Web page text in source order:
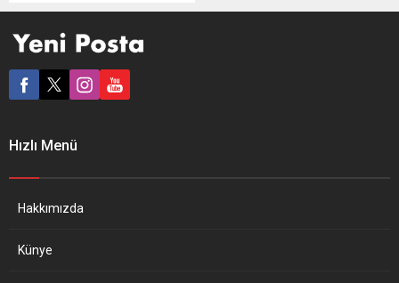
gerekçesiyle “çifte
İrlanda parlamentosunda
yaptığı konuşmada,
haklı olduğunu, ancak, aynı
çıkılmasının doğru
nedeniyle Rusya’ya yaptırım
Hızlı Menü
Hakkımızda
Künye